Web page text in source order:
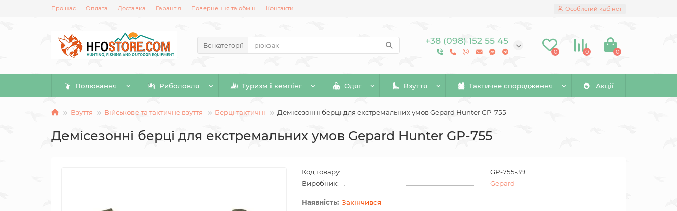
Про нас Оплата Доставка Гарантія Повернення та обмін Контакти Особистий кабінет
Всі категорії +38 (098) 152 55 45
0 0 0
Полювання Риболовля Туризм і кемпінг Одяг Взуття Тактичне спорядження Акції
Взуття Військове та тактичне взуття Берці тактичні Демісезонні берці для екстремальних умов Gepard Hunter GP-755
Демісезонні берці для екстремальних умов Gepard Hunter GP-755
Код товару:
GP-755-39
Виробник:
Gepard
Закінчився